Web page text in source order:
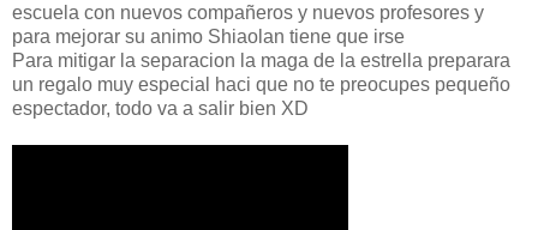
escuela con nuevos compañeros y nuevos profesores y
para mejorar su animo Shiaolan tiene que irse
Para mitigar la separacion la maga de la estrella preparara
un regalo muy especial haci que no te preocupes pequeño
espectador, todo va a salir bien XD